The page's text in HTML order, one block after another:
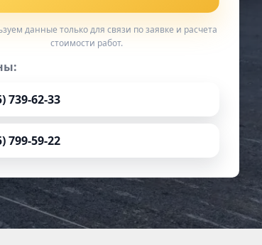
данные только для связи по заявке и расчета
стоимости работ.
739-62-33
799-59-22